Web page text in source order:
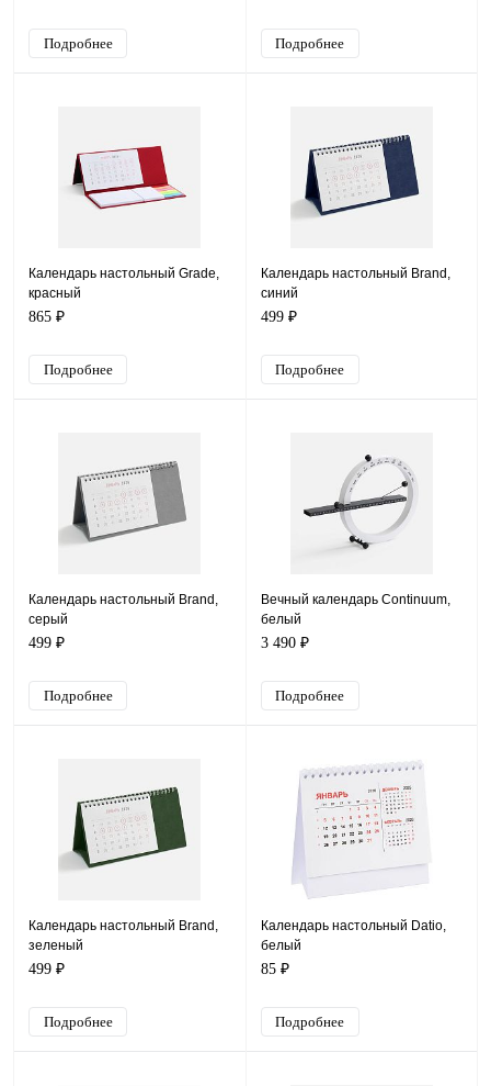
Подробнее Подробнее
Календарь настольный Grade,
красный
865 ₽
Подробнее
Календарь настольный Brand,
синий
499 ₽
Подробнее
Календарь настольный Brand,
серый
499 ₽
Подробнее
Вечный календарь Continuum,
белый
3 490 ₽
Подробнее
Календарь настольный Brand,
зеленый
499 ₽
Подробнее
Календарь настольный Datio,
белый
85 ₽
Подробнее